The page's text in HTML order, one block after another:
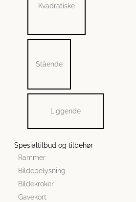
Kvadratiske
Stående
Liggende
Spesialtilbud og tilbehør
Rammer
Bildebelysning
Bildekroker
Gavekort